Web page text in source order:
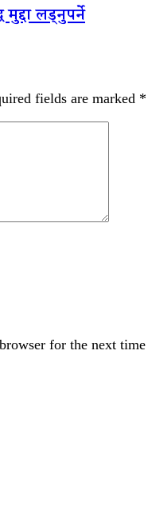
मुद्दा लड्नुपर्ने
fields are marked *
for the next